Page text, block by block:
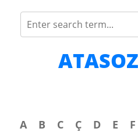
A B C Ç D E F